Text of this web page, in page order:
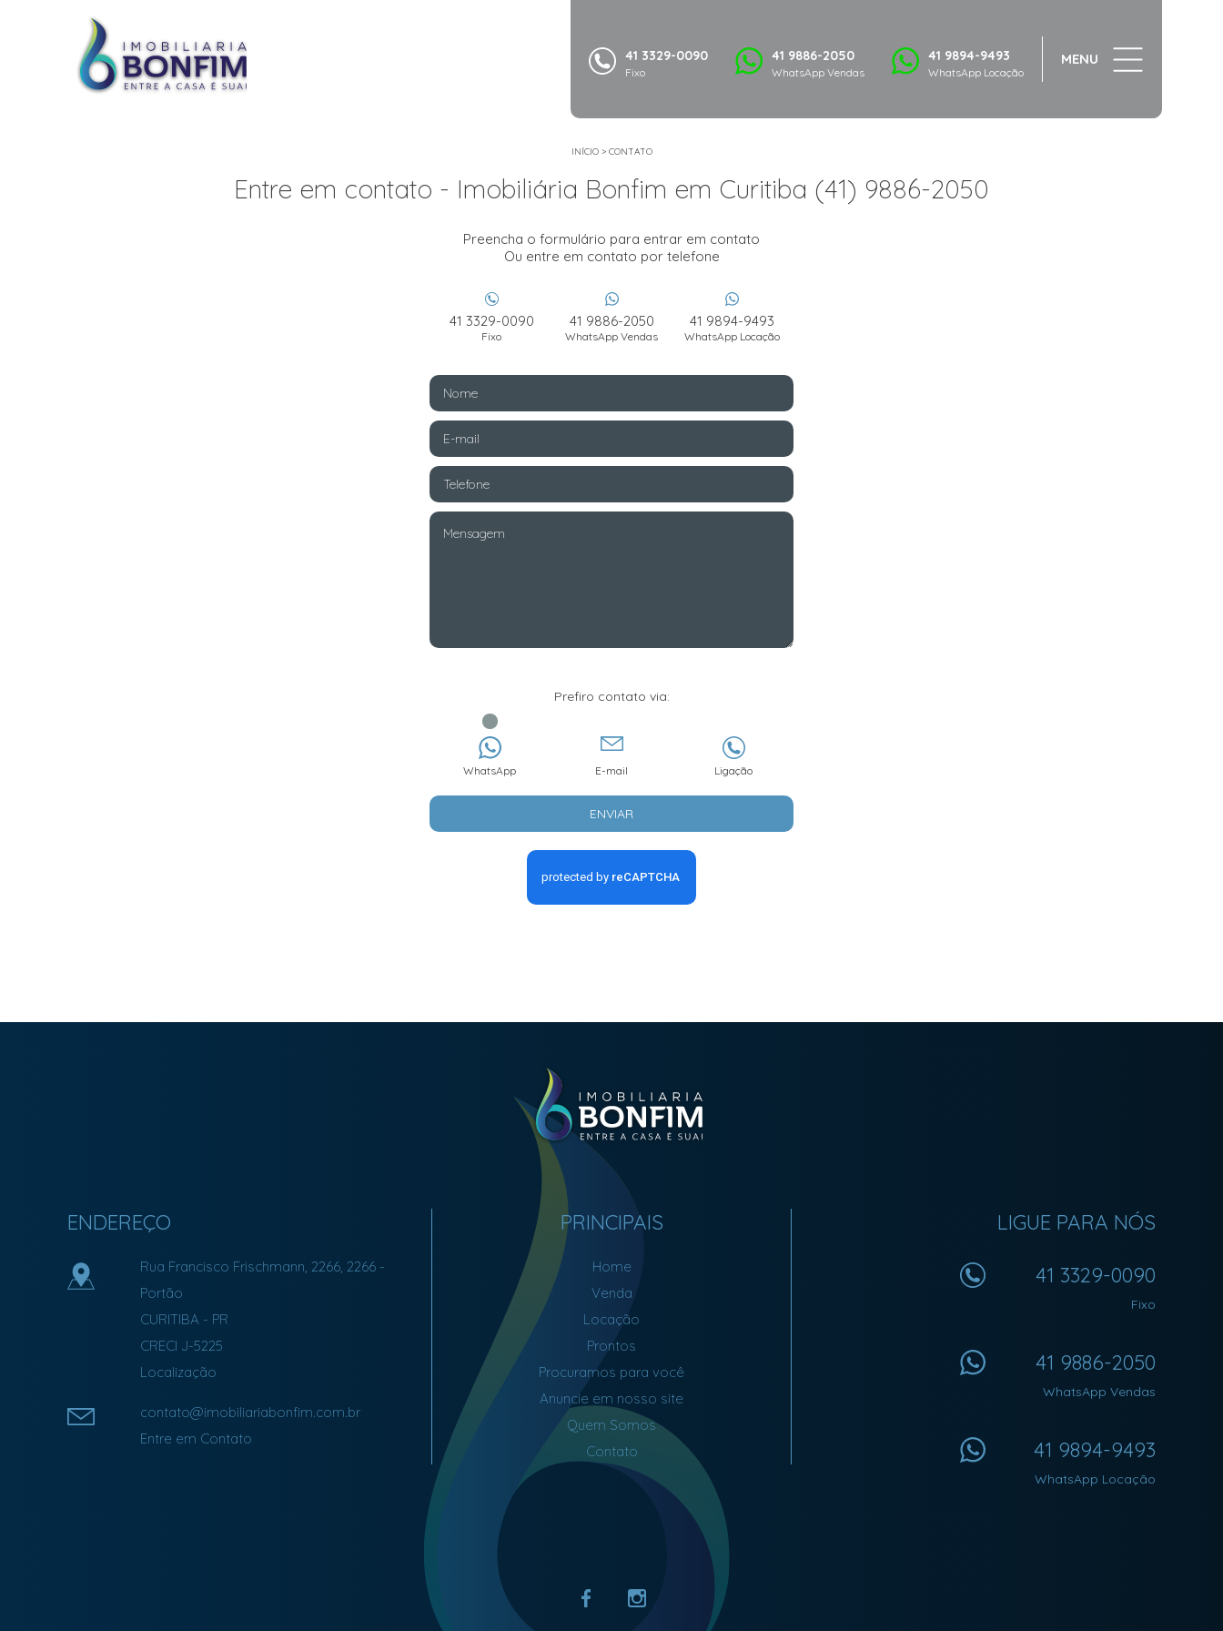
41 3329-0090
Fixo
41 9886-2050
WhatsApp Vendas
41 9894-9493
WhatsApp Locação
MENU
INÍCIO> CONTATO
Entre em contato - Imobiliária Bonfim em Curitiba (41) 9886-2050
Preencha o formulário para entrar em contato
Ou entre em contato por telefone
41 3329-0090
Fixo
41 9886-2050
WhatsApp Vendas
41 9894-9493
WhatsApp Locação
Prefiro contato via:
WhatsApp E-mail Ligação
ENVIAR
ENDEREÇO
Rua Francisco Frischmann, 2266, 2266 -
Portão
CURITIBA - PR
CRECI J-5225
Localização
contato@imobiliariabonfim.com.br
Entre em Contato
PRINCIPAIS
Home
Venda
Locação
Prontos
Procuramos para você
Anuncie em nosso site
Quem Somos
Contato
LIGUE PARA NÓS
41 3329-0090
Fixo
41 9886-2050
WhatsApp Vendas
41 9894-9493
WhatsApp Locação